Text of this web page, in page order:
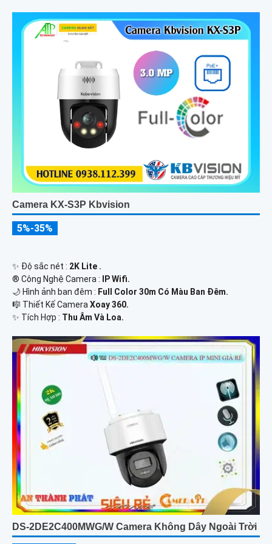
Camera KX-S3P Kbvision
5%-35%
✨ Độ sắc nét : 2K Lite .
®️ Công Nghệ Camera :
IP Wifi.
🌙 Hình ảnh ban đêm : Full Color 30m Có Màu Ban Ðêm.
🎼️ Thiết Kế Camera Xoay 360.
️✨ Tích Hợp : Thu Âm Và Loa.
DS-2DE2C400MWG/W Camera Không Dây Ngoài Trời